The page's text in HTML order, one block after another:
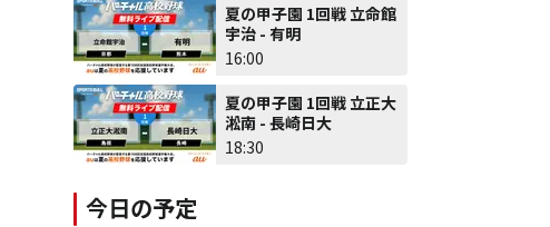
夏の甲子園 1回戦 立命館
宇治 - 有明
16:00
夏の甲子園 1回戦 立正大
淞南 - 長崎日大
18:30
今日の予定